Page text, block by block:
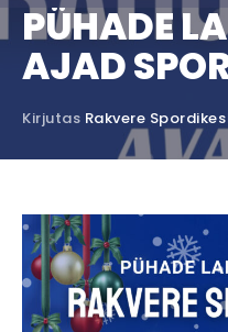
PÜHADE
AJAD
Kirjutas Rakvere